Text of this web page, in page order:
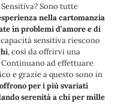
Sono tutte
nella cartomanzia
in problemi d’amore e di
sensitiva riescono
, così da offrirvi una
ad effettuare
e grazie a questo sono in
per i più svariati
serenità a chi per mille